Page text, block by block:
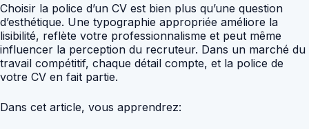
Choisir la police d’un CV est bien plus qu’une question
d’esthétique. Une typographie appropriée améliore la
lisibilité, reflète votre professionnalisme et peut même
influencer la perception du recruteur. Dans un marché du
travail compétitif, chaque détail compte, et la police de
votre CV en fait partie.
Dans cet article, vous apprendrez: